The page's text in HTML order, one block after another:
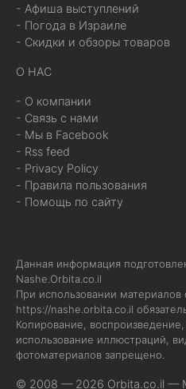
- Афиша выступлений
- Погода в Израиле
- Скидки и обзоры товаров
О НАС
- О компании
- Связь с нами
- Мы в Facebook
- Rss feed
- Privacy Policy
- Правила пользования
- Помощь по сайту
Данная информация
Nashe.Orbita.co.il
При использовании материалов
https://nashe.orbita.co.il
Копирование,
использование иллюстраций,
фотоматериалов запрещено.
© 2008 — 2026 Orbita.co.il —